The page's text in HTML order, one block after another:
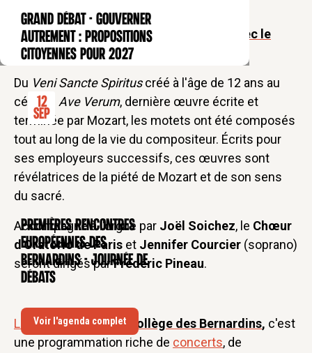
CONFÉRENCE
GRAND DÉBAT - Gouverner
autrement : propositions
citoyennes pour 2027
CONFÉRENCE
12
Sep
Premières rencontres
européennes des
Bernardins - Journée de
débats
Voir l'agenda complet
Plongez au cœur de la saison Mozart avec le
Pass 5 concerts !
Du Veni Sancte Spirituscréé à l'âge de 12 ans au
célèbre Ave Verum, dernière œuvre écrite et
terminée par Mozart, les motets ont été composés
tout au long de la vie du compositeur. Écrits pour
ses employeurs successifs, ces œuvres sont
révélatrices de la piété de Mozart et de son sens
du sacré.
Accompagné à l'orgue par Joël Soichez, le Chœur
d'Oratorio de Paris et Jennifer Courcier (soprano)
seront dirigés parFrédéric Pineau.
La Saison Mozartau Collège des Bernardins, c'est
une programmation riche de concerts, de